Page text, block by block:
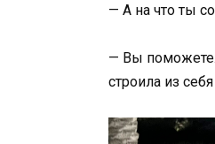
— А на что ты
— Вы
строила из